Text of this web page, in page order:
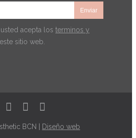
acepta los terminos y
sitio web.
BCN | Diseño web